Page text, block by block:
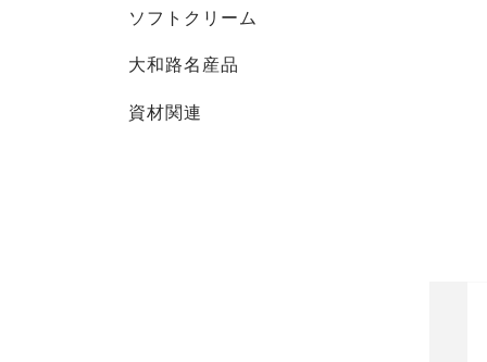
ソフトクリーム
大和路名産品
資材関連